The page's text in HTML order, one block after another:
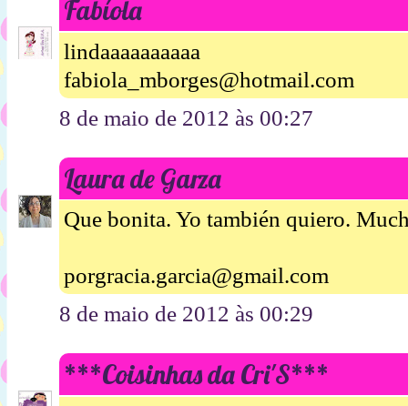
Fabíola
lindaaaaaaaaaa
fabiola_mborges@hotmail.com
8 de maio de 2012 às 00:27
Laura de Garza
Que bonita. Yo también quiero.
porgracia.garcia@gmail.com
8 de maio de 2012 às 00:29
***Coisinhas da Cri'S***